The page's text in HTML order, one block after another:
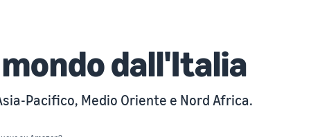
dall'Italia
Pacifico, Medio Oriente e Nord Africa.